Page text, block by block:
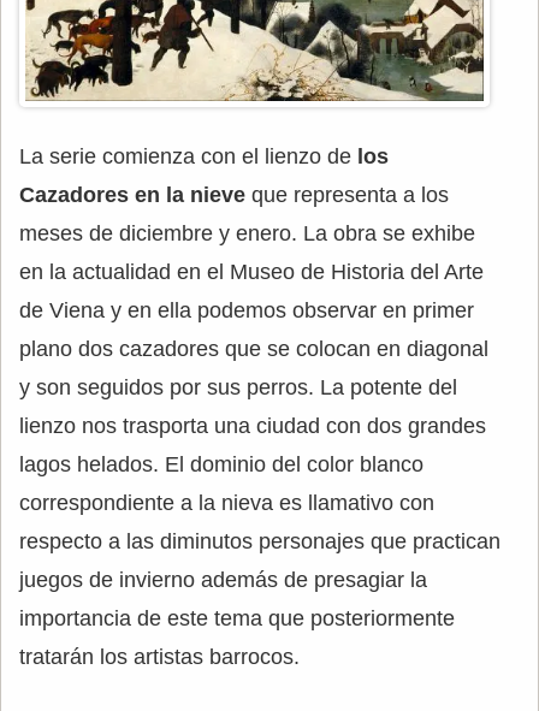
La serie comienza con el lienzo de los
Cazadores en la nieve que representa a los
meses de diciembre y enero. La obra se exhibe
en la actualidad en el Museo de Historia del Arte
de Viena y en ella podemos observar en primer
plano dos cazadores que se colocan en diagonal
y son seguidos por sus perros. La potente del
lienzo nos trasporta una ciudad con dos grandes
lagos helados. El dominio del color blanco
correspondiente a la nieva es llamativo con
respecto a las diminutos personajes que practican
juegos de invierno además de presagiar la
importancia de este tema que posteriormente
tratarán los artistas barrocos.